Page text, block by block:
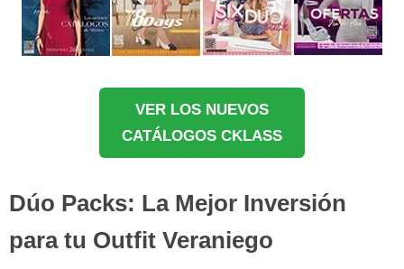
VER LOS NUEVOS
CATÁLOGOS CKLASS
Dúo Packs: La Mejor Inversión
para tu Outfit Veraniego